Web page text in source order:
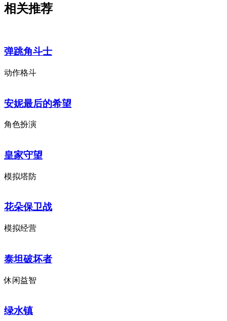
相关推荐
弹跳角斗士
动作格斗
安妮最后的希望
角色扮演
皇家守望
模拟塔防
花朵保卫战
模拟经营
泰坦破坏者
休闲益智
绿水镇